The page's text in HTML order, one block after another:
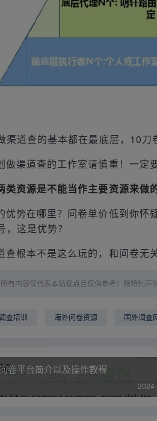
渠道查的基本都在最底层，10刀
做渠道查的工作室请慎重！一定
类资源是不能当作主要资源来做
优势在哪里？问卷单价低到你怀
，这是优势？
查根本不是这么玩的，和问卷无
有内容仅代表本站观点且仅供参考！除特别
查培训 海外问卷资源 国外调查
卷平台简介以及操作教程